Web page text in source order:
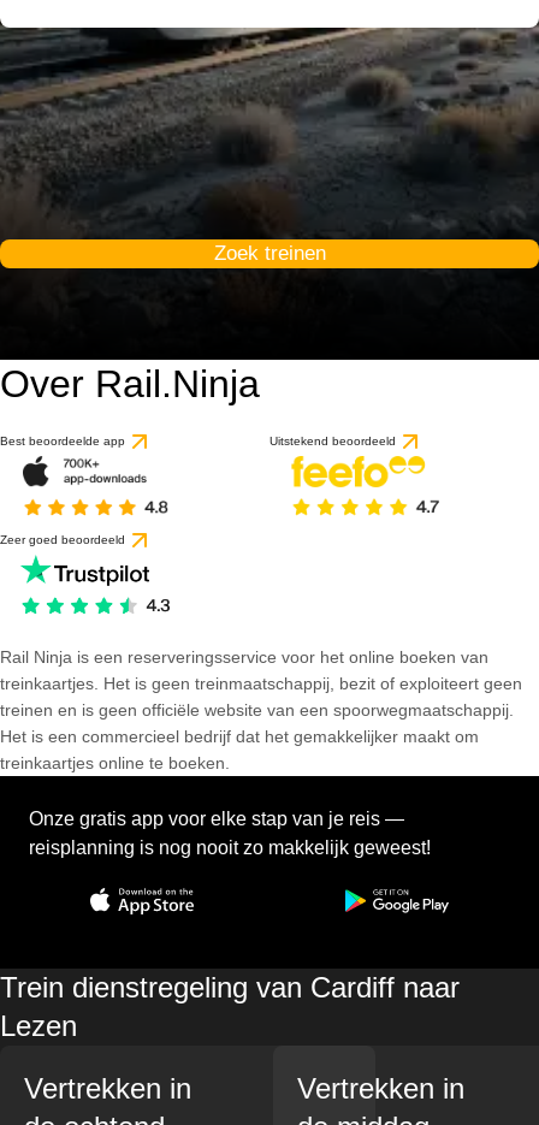
Zoek treinen
Over Rail.Ninja
Best beoordeelde app Uitstekend beoordeeld
Zeer goed beoordeeld
Rail Ninja is een reserveringsservice voor het online boeken van
treinkaartjes. Het is geen treinmaatschappij, bezit of exploiteert geen
treinen en is geen officiële website van een spoorwegmaatschappij.
Het is een commercieel bedrijf dat het gemakkelijker maakt om
treinkaartjes online te boeken.
Onze gratis app voor elke stap van je reis —
reisplanning is nog nooit zo makkelijk geweest!
Trein dienstregeling van Cardiff naar
Lezen
Vertrekken in
Vertrekken in